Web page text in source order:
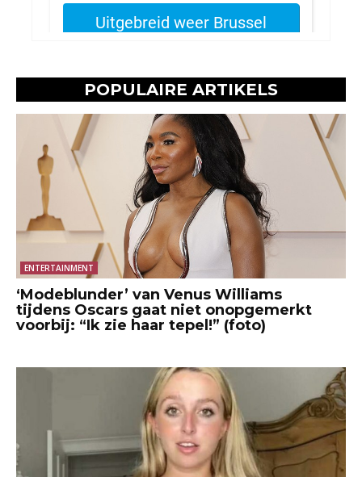
POPULAIRE ARTIKELS
ENTERTAINMENT
‘Modeblunder’ van Venus Williams
tijdens Oscars gaat niet onopgemerkt
voorbij: “Ik zie haar tepel!” (foto)